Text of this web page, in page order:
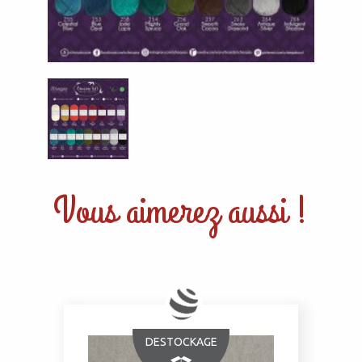
Vous aimerez aussi !
DESTOCKAGE